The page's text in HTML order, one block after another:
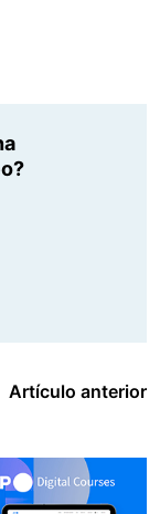
Artículo anterior